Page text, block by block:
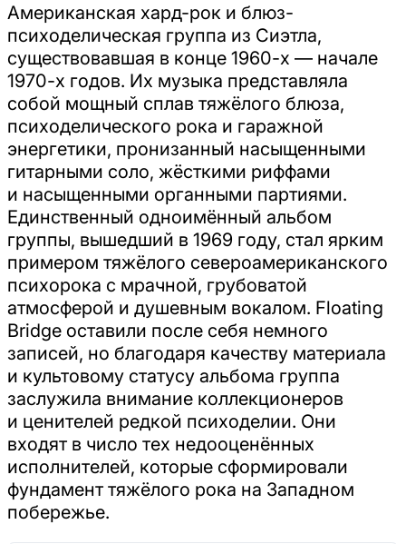
Американская хард-рок и блюз-
психоделическая группа из Сиэтла,
существовавшая в конце 1960-х — начале
1970-х годов. Их музыка представляла
собой мощный сплав тяжёлого блюза,
психоделического рока и гаражной
энергетики, пронизанный насыщенными
гитарными соло, жёсткими риффами
и насыщенными органными партиями.
Единственный одноимённый альбом
группы, вышедший в 1969 году, стал ярким
примером тяжёлого североамериканского
психорока с мрачной, грубоватой
атмосферой и душевным вокалом. Floating
Bridge оставили после себя немного
записей, но благодаря качеству материала
и культовому статусу альбома группа
заслужила внимание коллекционеров
и ценителей редкой психоделии. Они
входят в число тех недооценённых
исполнителей, которые сформировали
фундамент тяжёлого рока на Западном
побережье.